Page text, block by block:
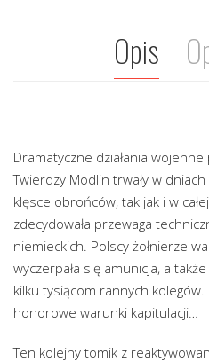
Opis
Dramatyczne działania
Twierdzy Modlin trwały w
klęsce obrońców, tak jak i w
zdecydowała przewaga
niemieckich. Polscy żołnierze
wyczerpała się amunicja, a
kilku tysiącom rannych kolegów.
honorowe warunki kapitulacji…
Ten kolejny tomik z